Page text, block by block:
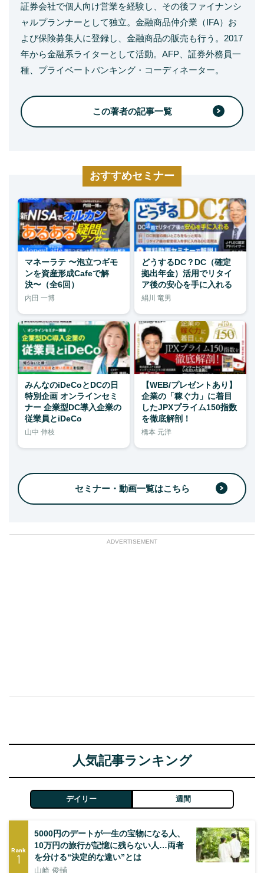
証券会社で個人向け営業を経験し、その後ファイナンシ
ャルプランナーとして独立。金融商品仲介業（IFA）お
よび保険募集人に登録し、金融商品の販売も行う。2017
年から金融系ライターとして活動。AFP、証券外務員一
種、プライベートバンキング・コーディネーター。
この著者の記事一覧
おすすめセミナー
マネーラテ 〜泡立つギモ
ンを資産形成Cafeで解
決〜（全6回）
内田 一博
どうするDC？DC（確定
拠出年金）活用でリタイ
ア後の安心を手に入れる
絹川 竜男
みんなのiDeCoとDCの日
特別企画 オンラインセミ
ナー 企業型DC導入企業の
従業員とiDeCo
山中 伸枝
【WEB/プレゼントあり】
企業の「稼ぐ力」に着目
したJPXプライム150指数
を徹底解剖！
橋本 元洋
セミナー・動画一覧はこちら
ADVERTISEMENT
人気記事ランキング
デイリー 週間
Rank
1
5000円のデートが一生の宝物になる人、
10万円の旅行が記憶に残らない人…両者
を分ける“決定的な違い”とは
山崎 俊輔